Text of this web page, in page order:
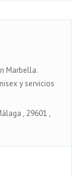
Marbella.
y servicios
, 29601 ,